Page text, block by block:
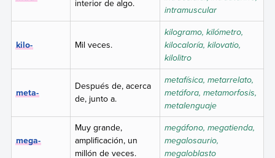
interior de algo.
intramuscular
kilo- Mil veces.
kilogramo, kilómetro,
kilocaloría, kilovatio,
kilolitro
meta-
Después de, acerca
de, junto a.
metafísica, metarrelato,
metáfora, metamorfosis,
metalenguaje
mega-
Muy grande,
amplificación, un
millón de veces.
megáfono, megatienda,
megalosaurio,
megaloblasto